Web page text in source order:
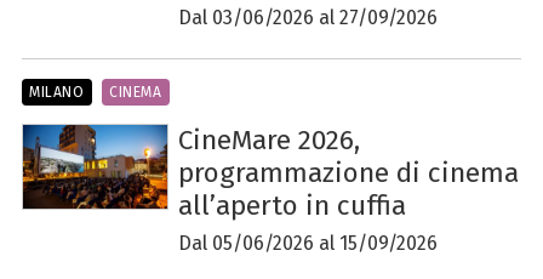
Dal 03/06/2026 al 27/09/2026
CineMare 2026,
programmazione di cinema
all’aperto in cuffia
Dal 05/06/2026 al 15/09/2026
MILANO CINEMA